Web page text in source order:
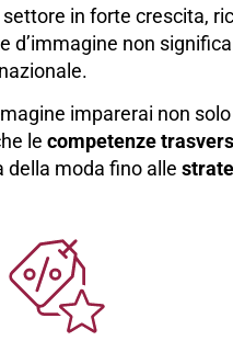
in forte crescita,
d’immagine non
imparerai non
le competenze
della moda fino alle